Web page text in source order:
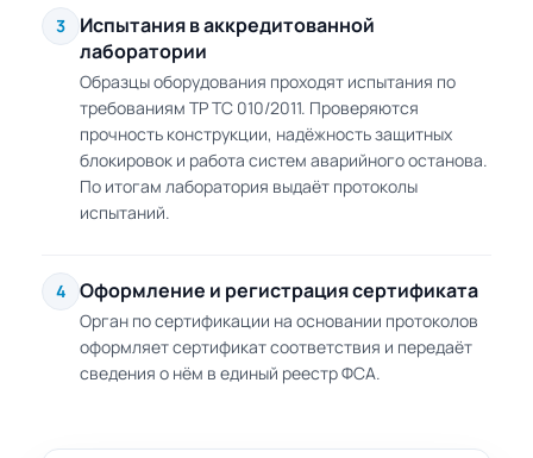
3
Испытания в аккредитованной
лаборатории
Образцы оборудования проходят испытания по
требованиям ТР ТС 010/2011. Проверяются
прочность конструкции, надёжность защитных
блокировок и работа систем аварийного останова.
По итогам лаборатория выдаёт протоколы
испытаний.
4 Оформление и регистрация сертификата
Орган по сертификации на основании протоколов
оформляет сертификат соответствия и передаёт
сведения о нём в единый реестр ФСА.